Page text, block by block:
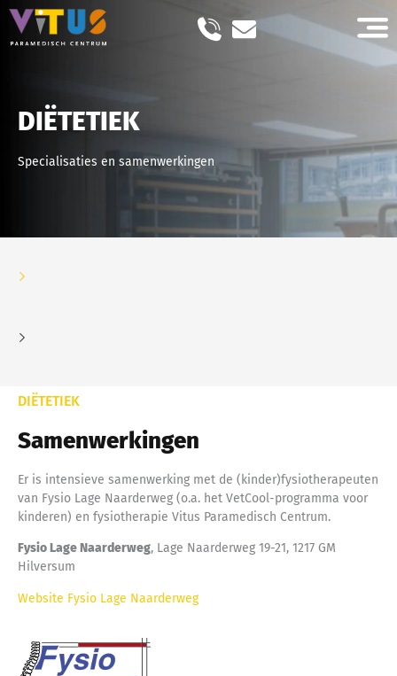
DIËTETIEK
Specialisaties en samenwerkingen
DIËTETIEK
Samenwerkingen
Er is intensieve samenwerking met de (kinder)fysiotherapeuten
van Fysio Lage Naarderweg (o.a. het VetCool-programma voor
kinderen) en fysiotherapie Vitus Paramedisch Centrum.
Fysio Lage Naarderweg, Lage Naarderweg 19-21, 1217 GM
Hilversum
Website Fysio Lage Naarderweg